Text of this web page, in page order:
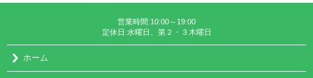
営業時間:10:00～19:00
定休日:水曜日、第２・３木曜日
ホーム